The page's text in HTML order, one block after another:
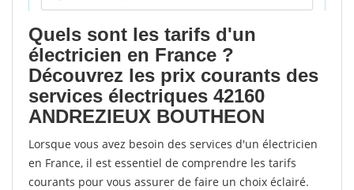
Quels sont les tarifs d'un
électricien en France ?
Découvrez les prix courants des
services électriques 42160
ANDREZIEUX BOUTHEON
Lorsque vous avez besoin des services d'un électricien
en France, il est essentiel de comprendre les tarifs
courants pour vous assurer de faire un choix éclairé.